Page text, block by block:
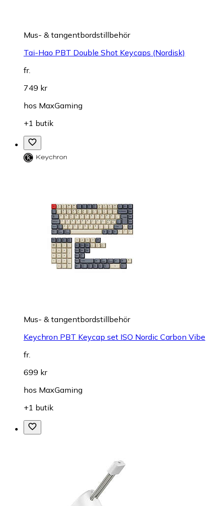
Mus- & tangentbordstillbehör
Tai-Hao PBT Double Shot Keycaps (Nordisk)
fr.
749 kr
hos MaxGaming
+1 butik
Mus- & tangentbordstillbehör
Keychron PBT Keycap set ISO Nordic Carbon Vibe
fr.
699 kr
hos MaxGaming
+1 butik